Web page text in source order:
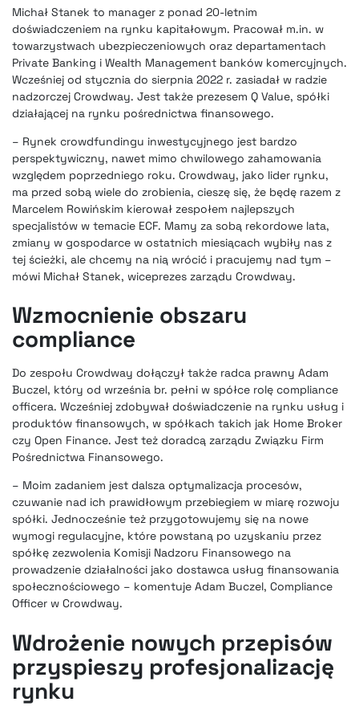
Michał Stanek to manager z ponad 20-letnim
doświadczeniem na rynku kapitałowym. Pracował m.in. w
towarzystwach ubezpieczeniowych oraz departamentach
Private Banking i Wealth Management banków komercyjnych.
Wcześniej od stycznia do sierpnia 2022 r. zasiadał w radzie
nadzorczej Crowdway. Jest także prezesem Q Value, spółki
działającej na rynku pośrednictwa finansowego.
– Rynek crowdfundingu inwestycyjnego jest bardzo
perspektywiczny, nawet mimo chwilowego zahamowania
względem poprzedniego roku. Crowdway, jako lider rynku,
ma przed sobą wiele do zrobienia, cieszę się, że będę razem z
Marcelem Rowińskim kierował zespołem najlepszych
specjalistów w temacie ECF. Mamy za sobą rekordowe lata,
zmiany w gospodarce w ostatnich miesiącach wybiły nas z
tej ścieżki, ale chcemy na nią wrócić i pracujemy nad tym –
mówi Michał Stanek, wiceprezes zarządu Crowdway.
Wzmocnienie obszaru
compliance
Do zespołu Crowdway dołączył także radca prawny Adam
Buczel, który od września br. pełni w spółce rolę compliance
officera. Wcześniej zdobywał doświadczenie na rynku usług i
produktów finansowych, w spółkach takich jak Home Broker
czy Open Finance. Jest też doradcą zarządu Związku Firm
Pośrednictwa Finansowego.
– Moim zadaniem jest dalsza optymalizacja procesów,
czuwanie nad ich prawidłowym przebiegiem w miarę rozwoju
spółki. Jednocześnie też przygotowujemy się na nowe
wymogi regulacyjne, które powstaną po uzyskaniu przez
spółkę zezwolenia Komisji Nadzoru Finansowego na
prowadzenie działalności jako dostawca usług finansowania
społecznościowego – komentuje Adam Buczel, Compliance
Officer w Crowdway.
Wdrożenie nowych przepisów
przyspieszy profesjonalizację
rynku